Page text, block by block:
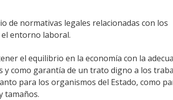
de normativas legales relacionadas con los
entorno laboral.
el equilibrio en la economía con la
y como garantía de un trato digno a los
para los organismos del Estado, como
tamaños.